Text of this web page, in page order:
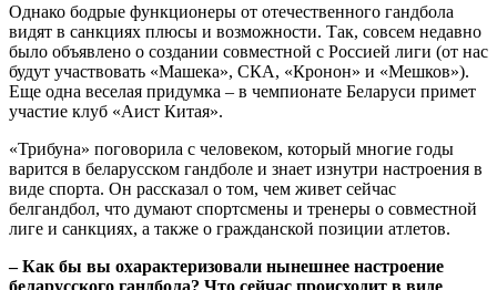
Однако бодрые функционеры от отечественного гандбола
видят в санкциях плюсы и возможности. Так, совсем недавно
было объявлено о создании совместной с Россией лиги (от нас
будут участвовать «Машека», СКА, «Кронон» и «Мешков»).
Еще одна веселая придумка – в чемпионате Беларуси примет
участие клуб «Аист Китая».
«Трибуна» поговорила с человеком, который многие годы
варится в беларусском гандболе и знает изнутри настроения в
виде спорта. Он рассказал о том, чем живет сейчас
белгандбол, что думают спортсмены и тренеры о совместной
лиге и санкциях, а также о гражданской позиции атлетов.
– Как бы вы охарактеризовали нынешнее настроение
беларусского гандбола? Что сейчас происходит в виде